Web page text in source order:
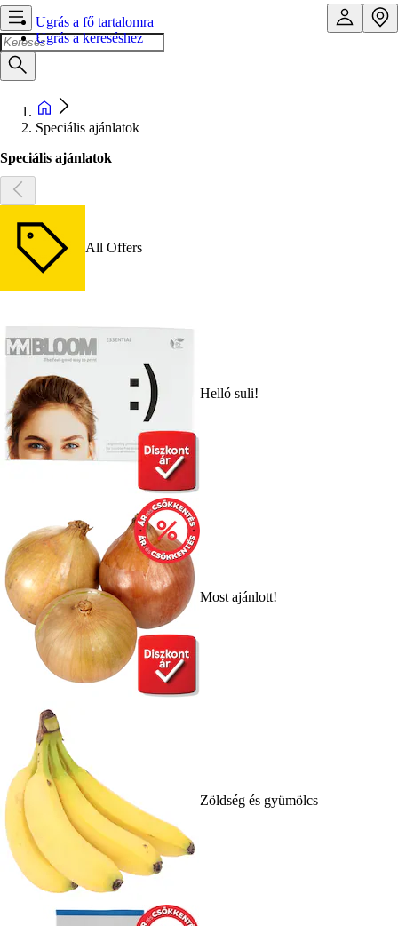
Ugrás a fő tartalomra
Ugrás a kereséshez
Speciális ajánlatok
Speciális ajánlatok
All Offers
Helló suli!
Most ajánlott!
Zöldség és gyümölcs